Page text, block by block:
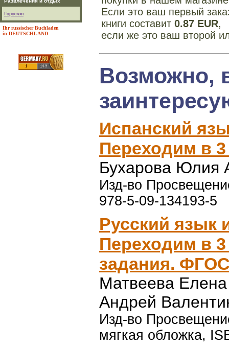
Гороскоп
Ihr russischer Buchladen
in DEUTSCHLAND
Если это ваш первый
книги составит 0.87 EUR,
если же это ваш второй
Возможно,
Испанский
Переходим в 3
Бухарова Юлия
Изд-во
978-5-09-134193-5
Русский язык
Переходим в
задания.
Матвеева
Андрей
Изд-во
мягкая обложка,